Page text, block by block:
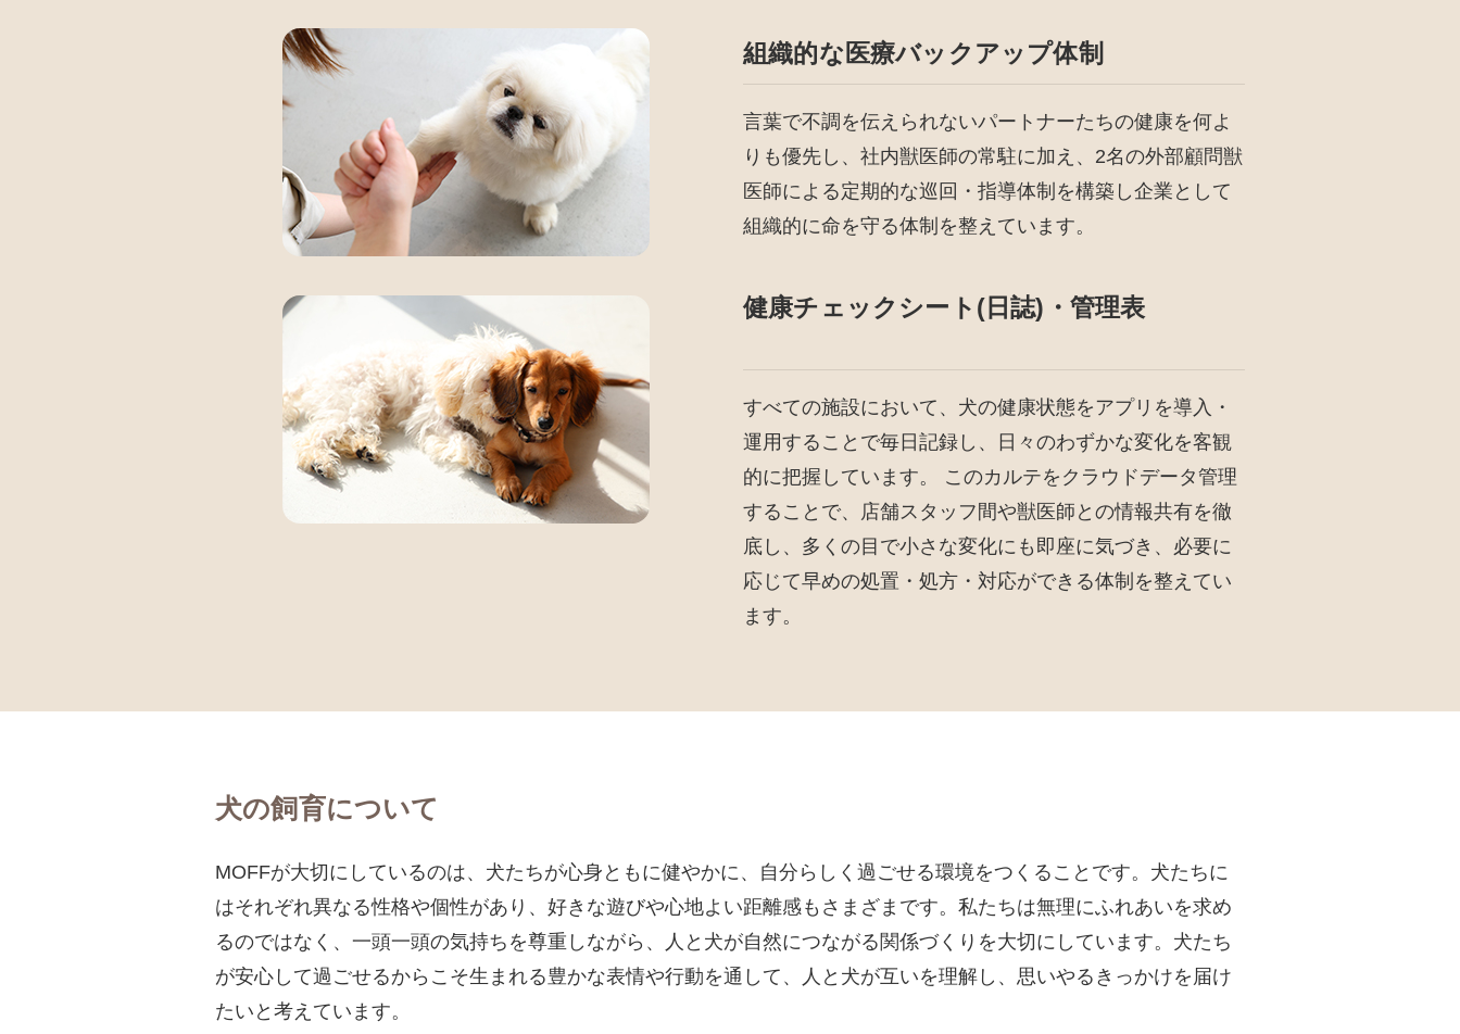
組織的な医療バックアップ体制
言葉で不調を伝えられないパートナーたちの健康を何よ
りも優先し、社内獣医師の常駐に加え、2名の外部顧問獣
医師による定期的な巡回・指導体制を構築し企業として
組織的に命を守る体制を整えています。
健康チェックシート(日誌)・管理表
すべての施設において、犬の健康状態をアプリを導入・
運用することで毎日記録し、日々のわずかな変化を客観
的に把握しています。 このカルテをクラウドデータ管理
することで、店舗スタッフ間や獣医師との情報共有を徹
底し、多くの目で小さな変化にも即座に気づき、必要に
応じて早めの処置・処方・対応ができる体制を整えてい
ます。
犬の飼育について
MOFFが大切にしているのは、犬たちが心身ともに健やかに、自分らしく過ごせる環境をつくることです。犬たちに
はそれぞれ異なる性格や個性があり、好きな遊びや心地よい距離感もさまざまです。私たちは無理にふれあいを求め
るのではなく、一頭一頭の気持ちを尊重しながら、人と犬が自然につながる関係づくりを大切にしています。犬たち
が安心して過ごせるからこそ生まれる豊かな表情や行動を通して、人と犬が互いを理解し、思いやるきっかけを届け
たいと考えています。